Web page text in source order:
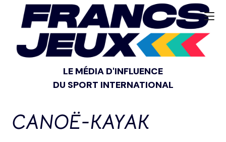
LE MÉDIA D'INFLUENCE
DU SPORT INTERNATIONAL
CANOË-KAYAK